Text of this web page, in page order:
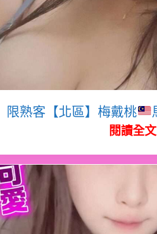
限熟客【北區】梅戴桃
閱讀全文